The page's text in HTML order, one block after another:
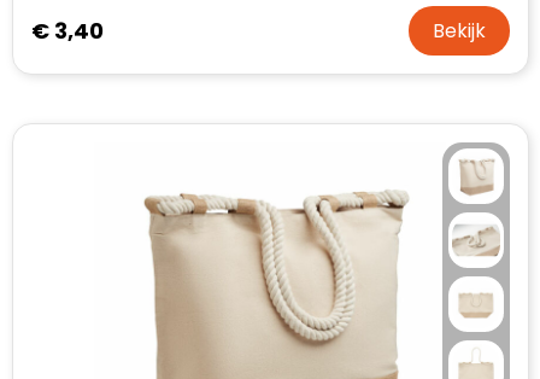
€ 3,40 Bekijk